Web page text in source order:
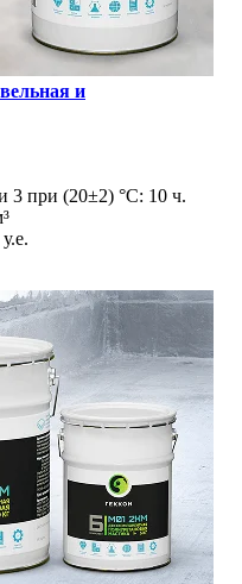
и
3 при (20±2) °С: 10 ч.